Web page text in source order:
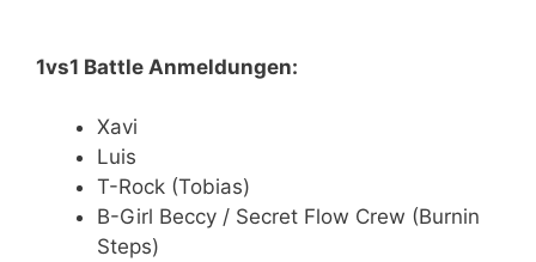
1vs1 Battle Anmeldungen:
Xavi
Luis
T-Rock (Tobias)
B-Girl Beccy / Secret Flow Crew (Burnin
Steps)